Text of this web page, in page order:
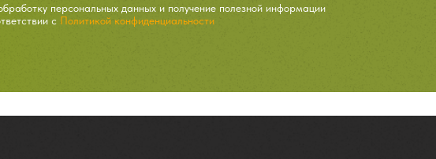
персональных данных и получение полезной информации
с Политикой конфиденциальности